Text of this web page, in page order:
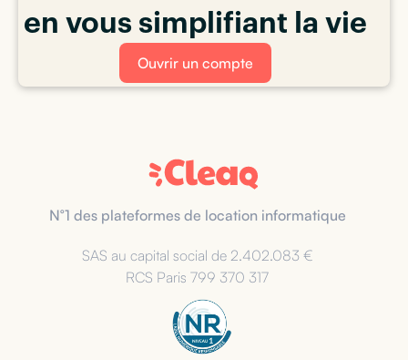
en vous simplifiant la vie
Ouvrir un compte
N°1 des plateformes de location informatique
SAS au capital social de 2.402.083 €
RCS Paris 799 370 317